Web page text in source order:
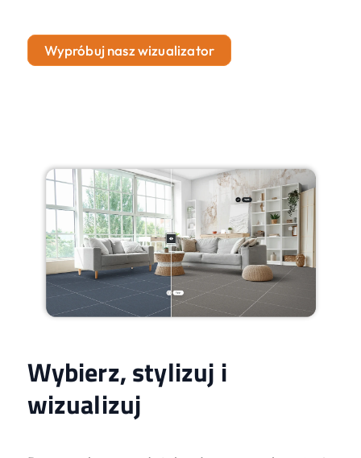
Wypróbuj nasz wizualizator
Wybierz, stylizuj i
wizualizuj